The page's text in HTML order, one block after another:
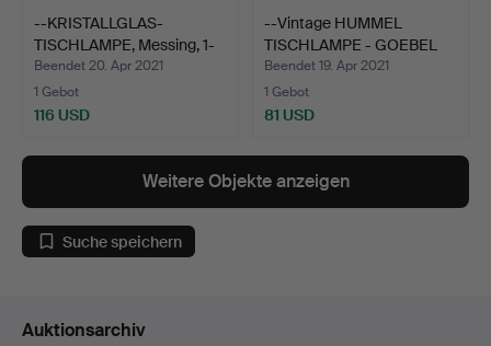
--KRISTALLGLAS-
TISCHLAMPE, Messing, 1-
flam…
Beendet 20. Apr 2021
1 Gebot
116 USD
--Vintage HUMMEL
TISCHLAMPE - GOEBEL
"Früh…
Beendet 19. Apr 2021
1 Gebot
81 USD
Weitere Objekte anzeigen
Suche speichern
Auktionsarchiv